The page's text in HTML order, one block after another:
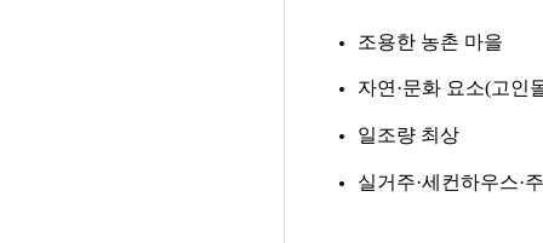
조용한 농촌 마을
자연·문화 요소(고인
일조량 최상
실거주·세컨하우스·